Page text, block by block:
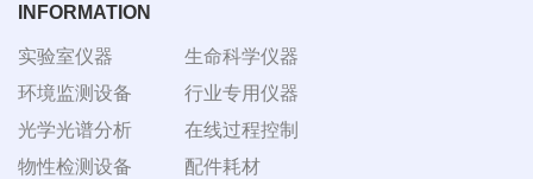
INFORMATION
实验室仪器
环境监测设备
光学光谱分析
物性检测设备
生命科学仪器
行业专用仪器
在线过程控制
配件耗材